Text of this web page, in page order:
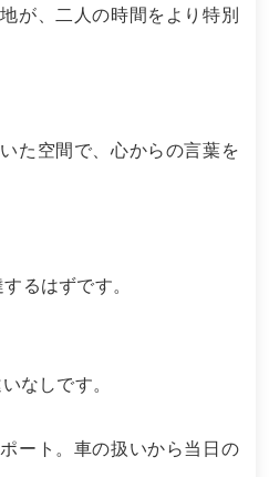
が、二人の時間をより特別
た空間で、心からの言葉を
るはずです。
なしです。
ート。車の扱いから当日の